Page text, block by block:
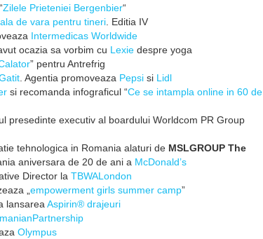
Zilele Prieteniei Bergenbier“
de vara pentru tineri . Editia IV
Intermedicas Worldwide
ocazia sa vorbim cu Lexie despre yoga
” pentru Antrefrig
. Agentia promoveaza Pepsi si Lidl
si recomanda infograficul “Ce se intampla online in 60 de
presedinte executiv al boardului Worldcom PR Group
tehnologica in Romania alaturi de MSLGROUP The
aniversara de 20 de ani a McDonald’s
Director la TBWALondon
„ empowerment girls summer camp”
lansarea Aspirin® drajeuri
Olympus